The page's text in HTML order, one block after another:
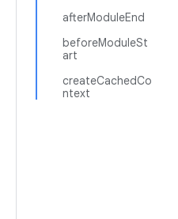
afterModuleEnd
beforeModuleSt
art
createCachedCo
ntext